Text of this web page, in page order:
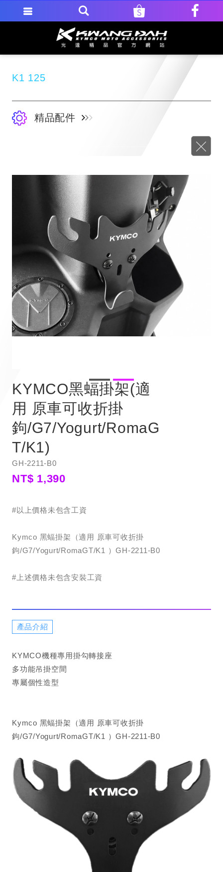
K1 125
精品配件
KYMCO黑蝠掛架(適
用 原車可收折掛
鉤/G7/Yogurt/RomaG
T/K1)
GH-2211-B0
NT$ 1,390
#以上價格未包含工資
Kymco 黑蝠掛架（適用 原車可收折掛
鉤/G7/Yogurt/RomaGT/K1 ）GH-2211-B0
#上述價格未包含安裝工資
產品介紹
KYMCO機種專用掛勾轉接座
多功能吊掛空間
專屬個性造型
Kymco 黑蝠掛架（適用 原車可收折掛
鉤/G7/Yogurt/RomaGT/K1 ）GH-2211-B0